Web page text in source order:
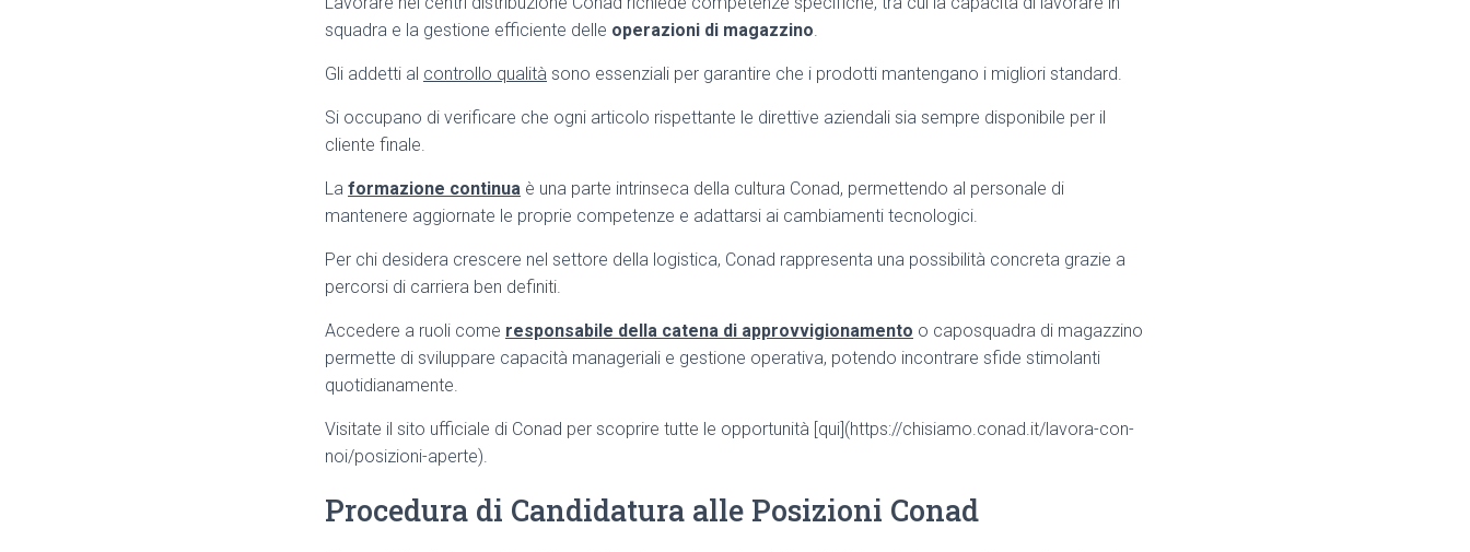
squadra e la gestione efficiente delle operazioni di magazzino.
Gli addetti al controllo qualità sono essenziali per garantire che i prodotti mantengano i migliori standard.
Si occupano di verificare che ogni articolo rispettante le direttive aziendali sia sempre disponibile per il
cliente finale.
La formazione continua è una parte intrinseca della cultura Conad, permettendo al personale di
mantenere aggiornate le proprie competenze e adattarsi ai cambiamenti tecnologici.
Per chi desidera crescere nel settore della logistica, Conad rappresenta una possibilità concreta grazie a
percorsi di carriera ben definiti.
Accedere a ruoli come responsabile della catena di approvvigionamento o caposquadra di magazzino
permette di sviluppare capacità manageriali e gestione operativa, potendo incontrare sfide stimolanti
quotidianamente.
Visitate il sito ufficiale di Conad per scoprire tutte le opportunità [qui](https://chisiamo.conad.it/lavora-con-
noi/posizioni-aperte).
Procedura di Candidatura alle Posizioni Conad